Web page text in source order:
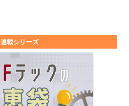
連載シリーズ